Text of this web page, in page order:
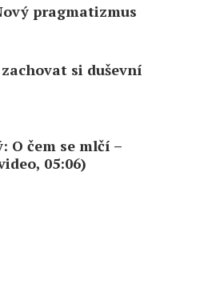
pragmatizmus
si duševní
O čem se mlčí –
05:06)